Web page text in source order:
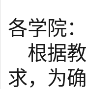
各学院：
根据教
求，为